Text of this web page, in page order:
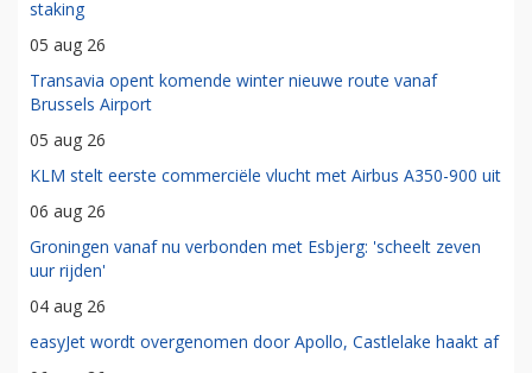
staking
05 aug 26
Transavia opent komende winter nieuwe route vanaf
Brussels Airport
05 aug 26
KLM stelt eerste commerciële vlucht met Airbus A350-900 uit
06 aug 26
Groningen vanaf nu verbonden met Esbjerg: 'scheelt zeven
uur rijden'
04 aug 26
easyJet wordt overgenomen door Apollo, Castlelake haakt af